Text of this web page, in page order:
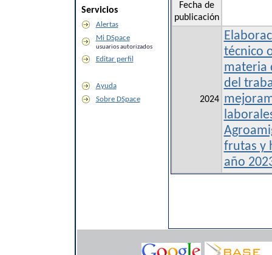
Servicios
Alertas
Mi DSpace
usuarios autorizados
Editar perfil
Ayuda
Sobre DSpace
Fecha de
publicación
2024
técnico
materia
del
frutas y
año